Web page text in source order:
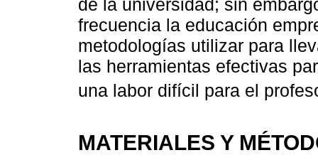
de la universidad; sin
frecuencia la educación
metodologías utilizar para
las herramientas efectivas
una labor difícil para el
MATERIALES Y